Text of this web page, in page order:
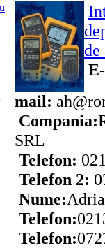
de
E-
mail:
Compania:
SRL
Telefon:
Telefon 2:
Nume:
Telefon:
Telefon: